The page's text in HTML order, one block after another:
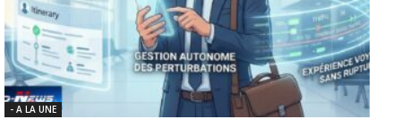
- A LA UNE